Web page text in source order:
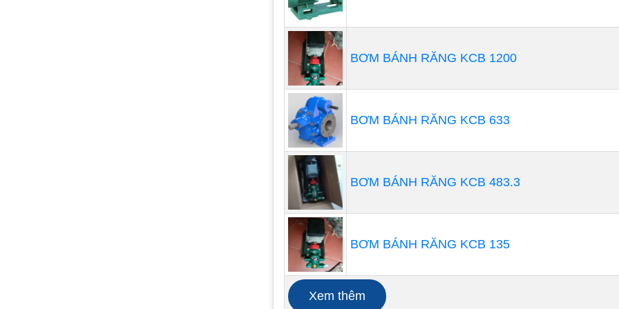
Bơm định lượng piston được đánh giá là loại máy bơm hoạt
trong các dòng máy bơm định lượng hiện có trên trị trường
trong các trường hợp chất lỏng cần bơm không có tính mài
những quy trình bơm không yêu cầu độ khắt khe về chống rò
lực cao
3. Bơm định lượng màng
Khi máy hoạt động, motor và cần đẩy sẽ dịch chuyển chiếc
dụng kéo chất lỏng cần bơm vào buồng bơm. Khi buồng
bằng cách ép màng bơm (sử dụng cần đẩy) có tác dụng đẩy
được định hướng nhờ 2 van 1 chiều bao gồm: van hút ở
dụng chủ yếu cho các ngành công nghiệp: nước sạch, bơm
Những ứng dụng của máy bơm OBL
BƠM BÁNH RĂNG KCB 1200
BƠM BÁNH RĂNG KCB 633
BƠM BÁNH RĂNG KCB 483.3
BƠM BÁNH RĂNG KCB 135
Xem thêm